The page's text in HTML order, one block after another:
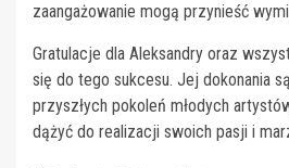
zaangażowanie mogą przynieść
Gratulacje dla Aleksandry oraz
się do tego sukcesu. Jej dokonania
przyszłych pokoleń młodych
dążyć do realizacji swoich pasji i